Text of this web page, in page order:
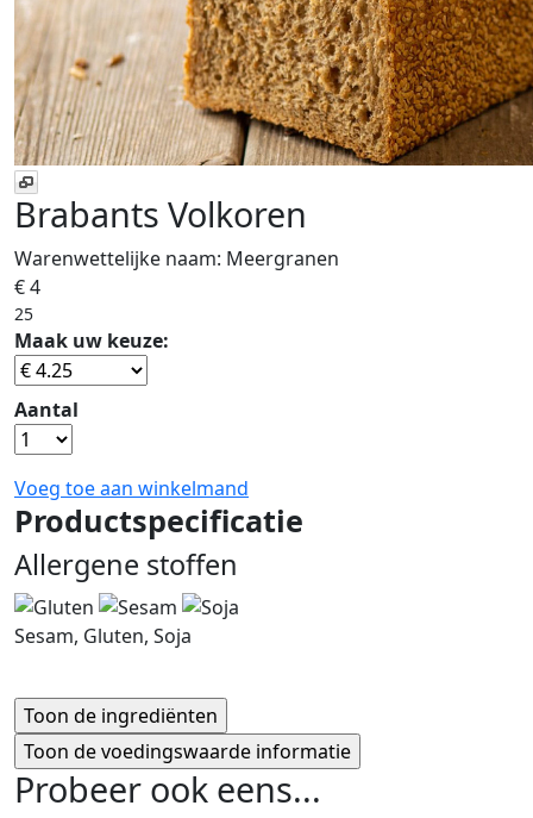
Brabants Volkoren
Warenwettelijke naam: Meergranen
€ 4
25
Maak uw keuze:
Aantal
Voeg toe aan winkelmand
Productspecificatie
Allergene stoffen
Sesam, Gluten, Soja
Probeer ook eens...